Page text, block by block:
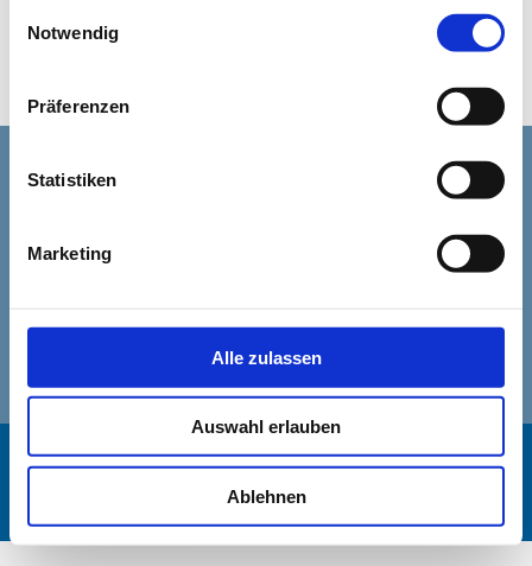
Notwendig
Präferenzen
Statistiken
Marketing
Alle zulassen
Auswahl erlauben
Ablehnen
Ein WordPress-Kommentator
Marcus Wilp GmbH | Steuerberatungsgesellschaft |
90